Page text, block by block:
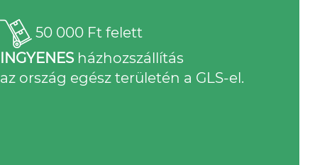
50 000 Ft felett
INGYENESházhozszállítás
az ország egész területén a GLS-el.